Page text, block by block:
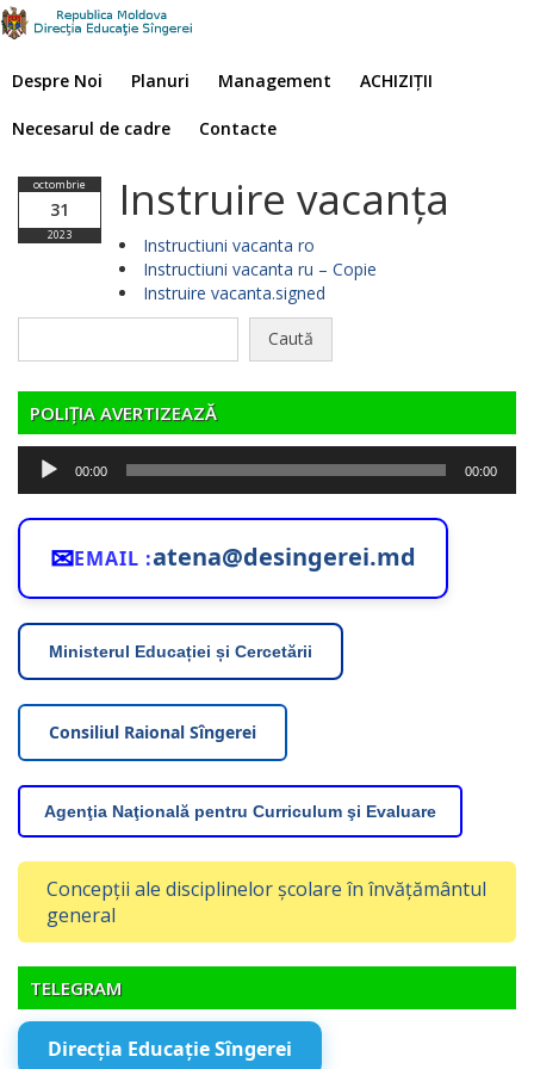
Despre Noi Planuri Management ACHIZIȚII
Necesarul de cadre Contacte
octombrie
31
2023
Instruire vacanța
Instructiuni vacanta ro
Instructiuni vacanta ru – Copie
Instruire vacanta.signed
POLIȚIA AVERTIZEAZĂ
Player
audio
00:00 00:00
✉EMAIL :atena@desingerei.md
Ministerul Educației și Cercetării
Consiliul Raional Sîngerei
Agenţia Naţională pentru Curriculum şi Evaluare
Concepții ale disciplinelor școlare în învățământul
general
TELEGRAM
Direcția Educație Sîngerei